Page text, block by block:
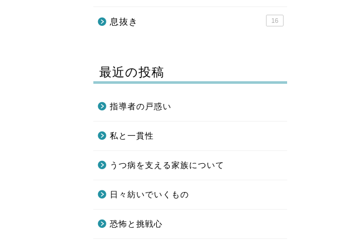
息抜き 16
最近の投稿
指導者の戸惑い
私と一貫性
うつ病を支える家族について
日々紡いでいくもの
恐怖と挑戦心